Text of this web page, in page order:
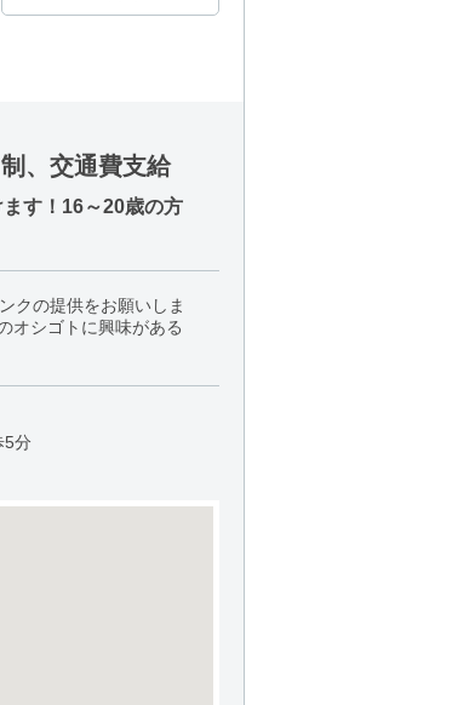
、交通費支給
す！16～20歳の方
クの提供をお願いしま
オシゴトに興味がある
5分